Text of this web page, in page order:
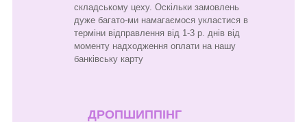
складському цеху. Оскільки замовлень
дуже багато-ми намагаємося укластися в
терміни відправлення від 1-3 р. днів від
моменту надходження оплати на нашу
банківську карту
ДРОПШИППІНГ